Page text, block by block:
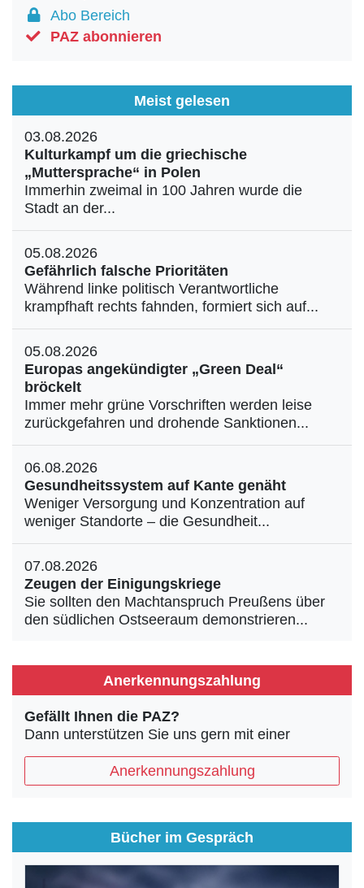
Abo Bereich
PAZ abonnieren
Meist gelesen
03.08.2026
Kulturkampf um die griechische
„Muttersprache“ in Polen
Immerhin zweimal in 100 Jahren wurde die
Stadt an der...
05.08.2026
Gefährlich falsche Prioritäten
Während linke politisch Verantwortliche
krampfhaft rechts fahnden, formiert sich auf...
05.08.2026
Europas angekündigter „Green Deal“
bröckelt
Immer mehr grüne Vorschriften werden leise
zurückgefahren und drohende Sanktionen...
06.08.2026
Gesundheitssystem auf Kante genäht
Weniger Versorgung und Konzentration auf
weniger Standorte – die Gesundheit...
07.08.2026
Zeugen der Einigungskriege
Sie sollten den Machtanspruch Preußens über
den südlichen Ostseeraum demonstrieren...
Anerkennungszahlung
Gefällt Ihnen die PAZ?
Dann unterstützen Sie uns gern mit einer
Anerkennungszahlung
Bücher im Gespräch